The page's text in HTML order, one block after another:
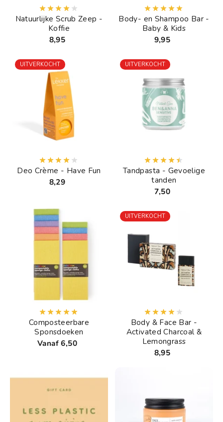
Natuurlijke Scrub Zeep -
Koffie
8,95
Body- en Shampoo Bar -
Baby & Kids
9,95
UITVERKOCHT
Deo Crème - Have Fun
8,29
UITVERKOCHT
Tandpasta - Gevoelige
tanden
7,50
Composteerbare
Sponsdoeken
Vanaf 6,50
UITVERKOCHT
Body & Face Bar -
Activated Charcoal &
Lemongrass
8,95